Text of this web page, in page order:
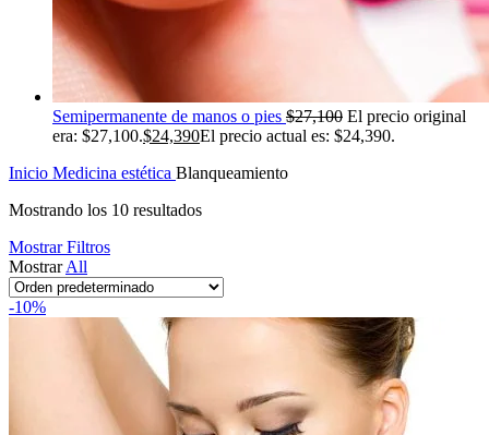
Semipermanente de manos o pies $27,100 El precio original
era: $27,100.$24,390El precio actual es: $24,390.
Inicio Medicina estética Blanqueamiento
Mostrando los 10 resultados
Mostrar Filtros
MostrarAll
-10%